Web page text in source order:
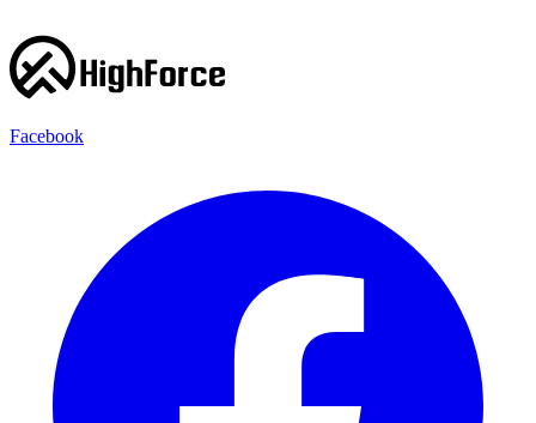
Facebook